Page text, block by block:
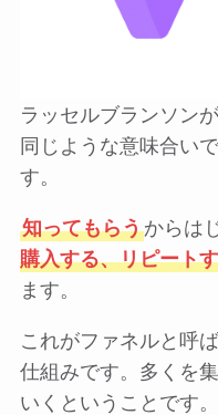
ラッセルブランソン
同じような意味合い
す。
知ってもらうからは
購入する、リピート
ます。
これがファネルと呼
仕組みです。多くを
いくということです。